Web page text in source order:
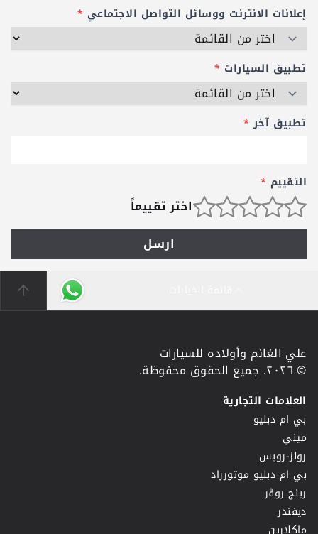
إعلانات الانترنت ووسائل التواصل الاجتماعي *
تطبيق السيارات *
تطبيق آخر *
التقييم *
اختر تقييماً
ارسل
علي الغانم وأولاده للسيارات
© ٢٠٢٦. جميع الحقوق محفوظة.
العلامات التجارية
بي ام دبليو
ميني
رولز-رويس
بي ام دبليو موتورراد
رينج روڤر
ديفندر